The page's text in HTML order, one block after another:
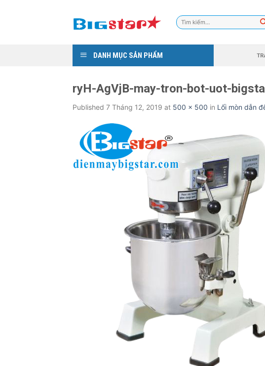
Tìm
kiếm:
DANH MỤC SẢN PHẨM
ryH-AgVjB-may-tron-bot-uot-
Published 7 Tháng 12, 2019 at 500 × 500 in Lối mòn dẫn